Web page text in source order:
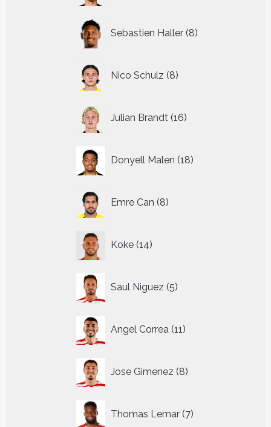
Sebastien Haller 8
producten
Nico Schulz 8
producten
Julian Brandt 16
producten
Donyell Malen 18
producten
Emre Can 8
producten
Koke 14
producten
Saul Niguez 5
producten
Angel Correa 11
producten
Jose Gimenez 8
producten
Thomas Lemar 7
producten